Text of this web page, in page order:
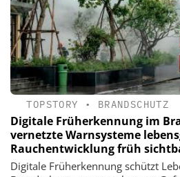
TOPSTORY • BRANDSCHUTZ
Digitale Früherkennung im
vernetzte Warnsysteme
Rauchentwicklung früh
Digitale Früherkennung schützt